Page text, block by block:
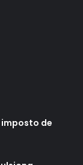
imposto de